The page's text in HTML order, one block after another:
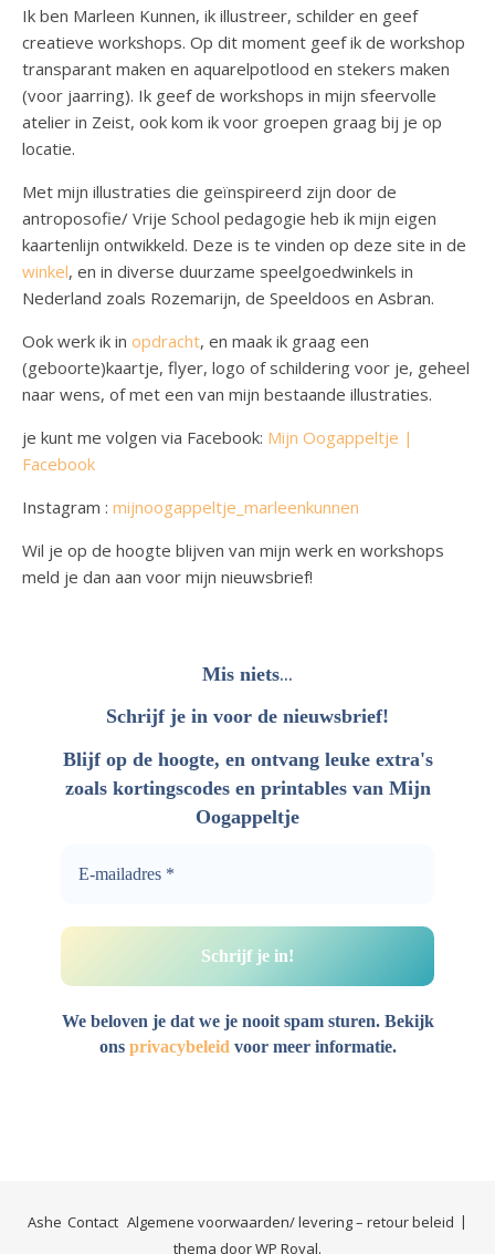
Ik ben Marleen Kunnen, ik illustreer, schilder en geef
creatieve workshops. Op dit moment geef ik de workshop
transparant maken en aquarelpotlood en stekers maken
(voor jaarring). Ik geef de workshops in mijn sfeervolle
atelier in Zeist, ook kom ik voor groepen graag bij je op
locatie.
Met mijn illustraties die geïnspireerd zijn door de
antroposofie/ Vrije School pedagogie heb ik mijn eigen
kaartenlijn ontwikkeld. Deze is te vinden op deze site in de
winkel, en in diverse duurzame speelgoedwinkels in
Nederland zoals Rozemarijn, de Speeldoos en Asbran.
Ook werk ik in opdracht, en maak ik graag een
(geboorte)kaartje, flyer, logo of schildering voor je, geheel
naar wens, of met een van mijn bestaande illustraties.
je kunt me volgen via Facebook: Mijn Oogappeltje |
Facebook
Instagram : mijnoogappeltje_marleenkunnen
Wil je op de hoogte blijven van mijn werk en workshops
meld je dan aan voor mijn nieuwsbrief!
Mis niets...
Schrijf je in voor de nieuwsbrief!
Blijf op de hoogte, en ontvang leuke extra's
zoals kortingscodes en printables van Mijn
Oogappeltje
We beloven je dat we je nooit spam sturen. Bekijk
ons privacybeleid voor meer informatie.
Contact Algemene voorwaarden/ levering – retour beleid
Ashe
thema doorWP Royal.